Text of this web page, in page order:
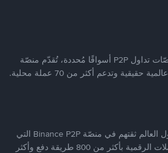
بينما تستهدف العديد من منصّات تداول P2P أسواقًا مُحددة، تُقدّم منصّة
يضع ملايين المُستخدمين حول العالم ثقتهم في منصّة Binance P2P التي
توفّر منصّة آمنة لتداول العملات الرقمية بأكثر من 800 طريقة دفع وأكثر